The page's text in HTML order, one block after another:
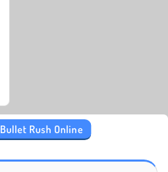
Bullet Rush Online